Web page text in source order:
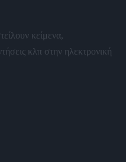
κείμενα,
κλπ στην ηλεκτρονική